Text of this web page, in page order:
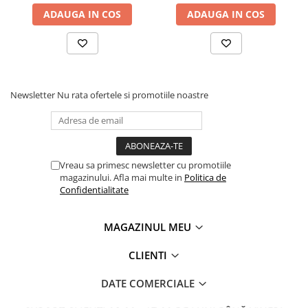
Masini pneumatice de filetat
Masini electrice de filetat
Exhaustor pentru aschii metal
Instalatii de spalare a pieselor
Accesorii prelucrare metal
Universale de strung si accesorii
Falci pentru 3 bacuri PS3/ PO3
Falci pentru 4 bacuri PS4/ PO4
Fălcile pentru 3-bacuri DK11
Fălcile pentru 4-bacuri DK12
Mandrină cu 3 fălci din fontă
ADAUGA IN COS ADAUGA IN COS
Newsletter Nu rata ofertele si promotiile noastre
Vreau sa primesc newsletter cu promotiile
magazinului. Afla mai multe in Politica de
Confidentialitate
MAGAZINUL MEU
CLIENTI
DATE COMERCIALE